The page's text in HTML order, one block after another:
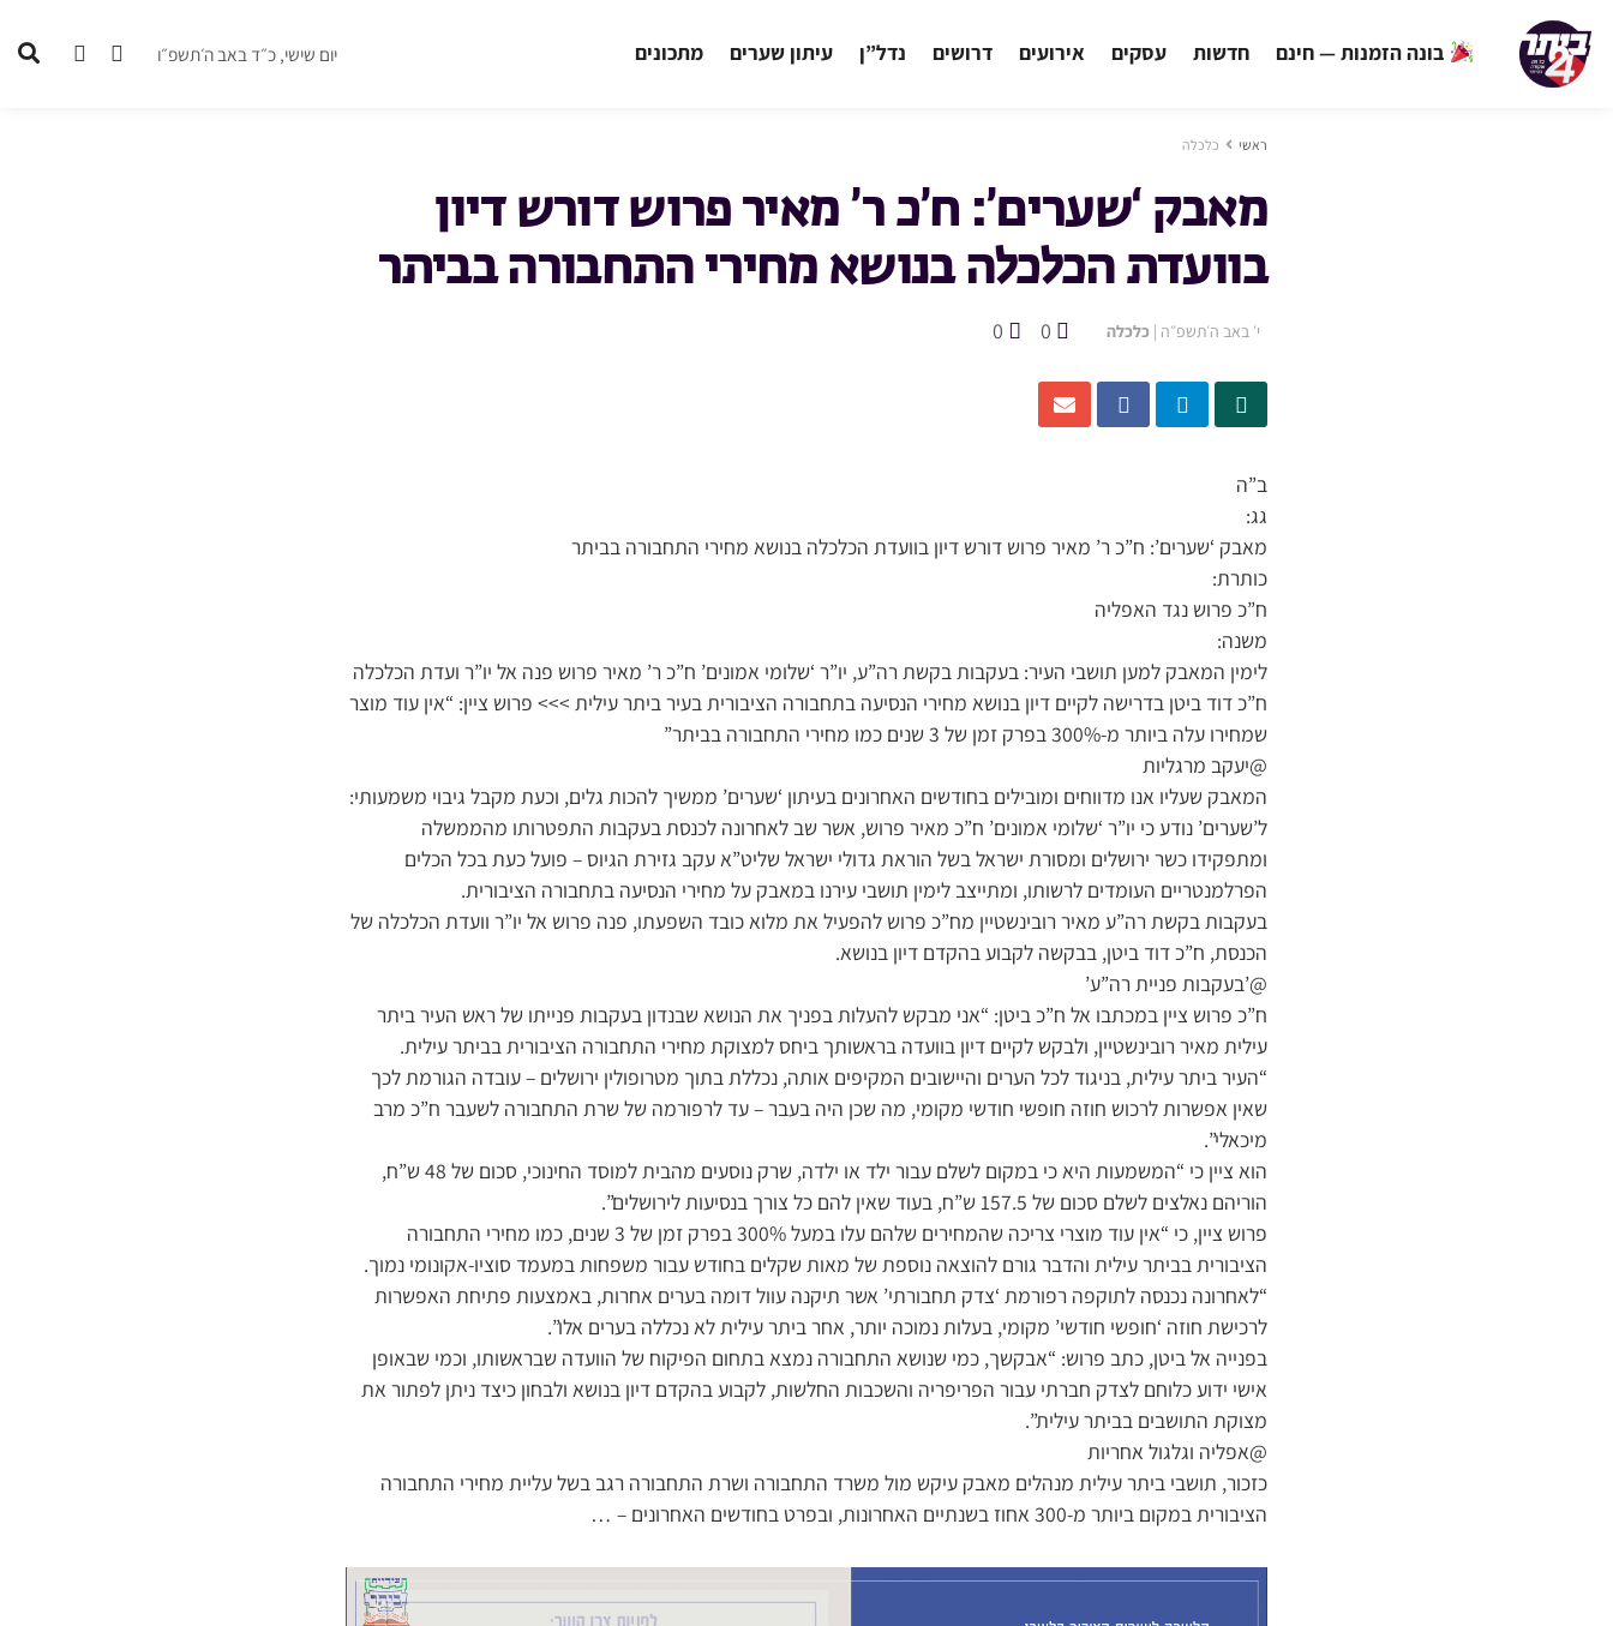
בונה הזמנות — חינם חדשות עסקים אירועים דרושים נדל”ן עיתון שערים מתכונים יום שישי, כ״ד באב ה׳תשפ״ו
ראשי כלכלה
מאבק ‘שערים’: ח’כ ר’ מאיר פרוש דורש דיון
בוועדת הכלכלה בנושא מחירי התחבורה בביתר
י׳ באב ה׳תשפ״ה | כלכלה 0
0
ב”ה
גג:
מאבק ‘שערים’: ח”כ ר’ מאיר פרוש דורש דיון בוועדת הכלכלה בנושא מחירי התחבורה בביתר
כותרת:
ח”כ פרוש נגד האפליה
משנה:
לימין המאבק למען תושבי העיר: בעקבות בקשת רה”ע, יו”ר ‘שלומי אמונים’ ח”כ ר’ מאיר פרוש פנה אל יו”ר ועדת הכלכלה
ח”כ דוד ביטן בדרישה לקיים דיון בנושא מחירי הנסיעה בתחבורה הציבורית בעיר ביתר עילית >>> פרוש ציין: “אין עוד מוצר
שמחירו עלה ביותר מ-300% בפרק זמן של 3 שנים כמו מחירי התחבורה בביתר”
@יעקב מרגליות
המאבק שעליו אנו מדווחים ומובילים בחודשים האחרונים בעיתון ‘שערים’ ממשיך להכות גלים, וכעת מקבל גיבוי משמעותי:
ל’שערים’ נודע כי יו”ר ‘שלומי אמונים’ ח”כ מאיר פרוש, אשר שב לאחרונה לכנסת בעקבות התפטרותו מהממשלה
ומתפקידו כשר ירושלים ומסורת ישראל בשל הוראת גדולי ישראל שליט”א עקב גזירת הגיוס – פועל כעת בכל הכלים
הפרלמנטריים העומדים לרשותו, ומתייצב לימין תושבי עירנו במאבק על מחירי הנסיעה בתחבורה הציבורית.
בעקבות בקשת רה”ע מאיר רובינשטיין מח”כ פרוש להפעיל את מלוא כובד השפעתו, פנה פרוש אל יו”ר וועדת הכלכלה של
הכנסת, ח”כ דוד ביטן, בבקשה לקבוע בהקדם דיון בנושא.
@’בעקבות פניית רה”ע’
ח”כ פרוש ציין במכתבו אל ח”כ ביטן: “אני מבקש להעלות בפניך את הנושא שבנדון בעקבות פנייתו של ראש העיר ביתר
עילית מאיר רובינשטיין, ולבקש לקיים דיון בוועדה בראשותך ביחס למצוקת מחירי התחבורה הציבורית בביתר עילית.
“העיר ביתר עילית, בניגוד לכל הערים והיישובים המקיפים אותה, נכללת בתוך מטרופולין ירושלים – עובדה הגורמת לכך
שאין אפשרות לרכוש חוזה חופשי חודשי מקומי, מה שכן היה בעבר – עד לרפורמה של שרת התחבורה לשעבר ח”כ מרב
מיכאלי”.
הוא ציין כי “המשמעות היא כי במקום לשלם עבור ילד או ילדה, שרק נוסעים מהבית למוסד החינוכי, סכום של 48 ש”ח,
הוריהם נאלצים לשלם סכום של 157.5 ש”ח, בעוד שאין להם כל צורך בנסיעות לירושלים”.
פרוש ציין, כי “אין עוד מוצרי צריכה שהמחירים שלהם עלו במעל 300% בפרק זמן של 3 שנים, כמו מחירי התחבורה
הציבורית בביתר עילית והדבר גורם להוצאה נוספת של מאות שקלים בחודש עבור משפחות במעמד סוציו-אקונומי נמוך.
“לאחרונה נכנסה לתוקפה רפורמת ‘צדק תחבורתי’ אשר תיקנה עוול דומה בערים אחרות, באמצעות פתיחת האפשרות
לרכישת חוזה ‘חופשי חודשי’ מקומי, בעלות נמוכה יותר, אחר ביתר עילית לא נכללה בערים אלו”.
בפנייה אל ביטן, כתב פרוש: “אבקשך, כמי שנושא התחבורה נמצא בתחום הפיקוח של הוועדה שבראשותו, וכמי שבאופן
אישי ידוע כלוחם לצדק חברתי עבור הפריפריה והשכבות החלשות, לקבוע בהקדם דיון בנושא ולבחון כיצד ניתן לפתור את
מצוקת התושבים בביתר עילית”.
@אפליה וגלגול אחריות
כזכור, תושבי ביתר עילית מנהלים מאבק עיקש מול משרד התחבורה ושרת התחבורה רגב בשל עליית מחירי התחבורה
הציבורית במקום ביותר מ-300 אחוז בשנתיים האחרונות, ובפרט בחודשים האחרונים – …